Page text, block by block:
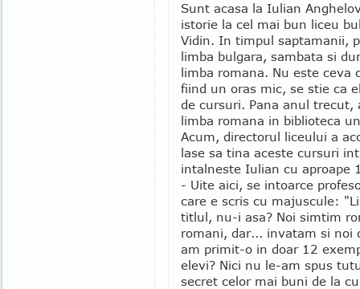
Sunt acasa la Iulian
istorie la cel mai bun liceu
Vidin. In timpul saptamanii,
limba bulgara, sambata si
limba romana. Nu este ceva
fiind un oras mic, se stie ca
de cursuri. Pana anul trecut,
limba romana in biblioteca
Acum, directorul liceului a
lase sa tina aceste cursuri
intalneste Iulian cu aproape
- Uite aici, se intoarce
care e scris cu majuscule:
titlul, nu-i asa? Noi simtim
romani, dar... invatam si noi
am primit-o in doar 12
elevi? Nici nu le-am spus
secret celor mai buni de la